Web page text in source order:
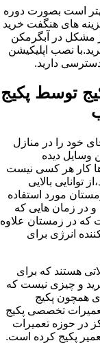
بهتر است بصورت دوره
های هنگفت خرید
مشکل در آبگرمکن
نصب اپلیکیشن
دارید.
توسط پکیج
خود را در منازل
وسایل دیده
ها کار هر کسی نیست
توانایی بالایی
مورد استفاده
و در زمان هایی که
که در زمستان علاوه
انرژی برای
هستند که برای
و چیزی نیست که
همچون پکیج
تخصصی پکیج
در حوزه تعمیرات
پکیج کرده است.